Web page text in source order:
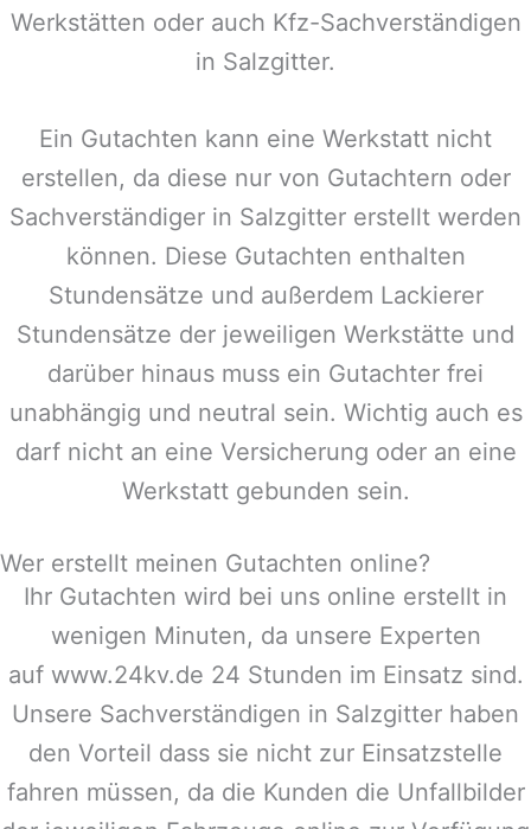
Werkstätten oder auch Kfz-Sachverständigen
in Salzgitter.
Ein Gutachten kann eine Werkstatt nicht
erstellen, da diese nur von Gutachtern oder
Sachverständiger in Salzgitter erstellt werden
können. Diese Gutachten enthalten
Stundensätze und außerdem Lackierer
Stundensätze der jeweiligen Werkstätte und
darüber hinaus muss ein Gutachter frei
unabhängig und neutral sein. Wichtig auch es
darf nicht an eine Versicherung oder an eine
Werkstatt gebunden sein.
Wer erstellt meinen Gutachten online?
Ihr Gutachten wird bei uns online erstellt in
wenigen Minuten, da unsere Experten
auf www.24kv.de 24 Stunden im Einsatz sind.
Unsere Sachverständigen in Salzgitter haben
den Vorteil dass sie nicht zur Einsatzstelle
fahren müssen, da die Kunden die Unfallbilder